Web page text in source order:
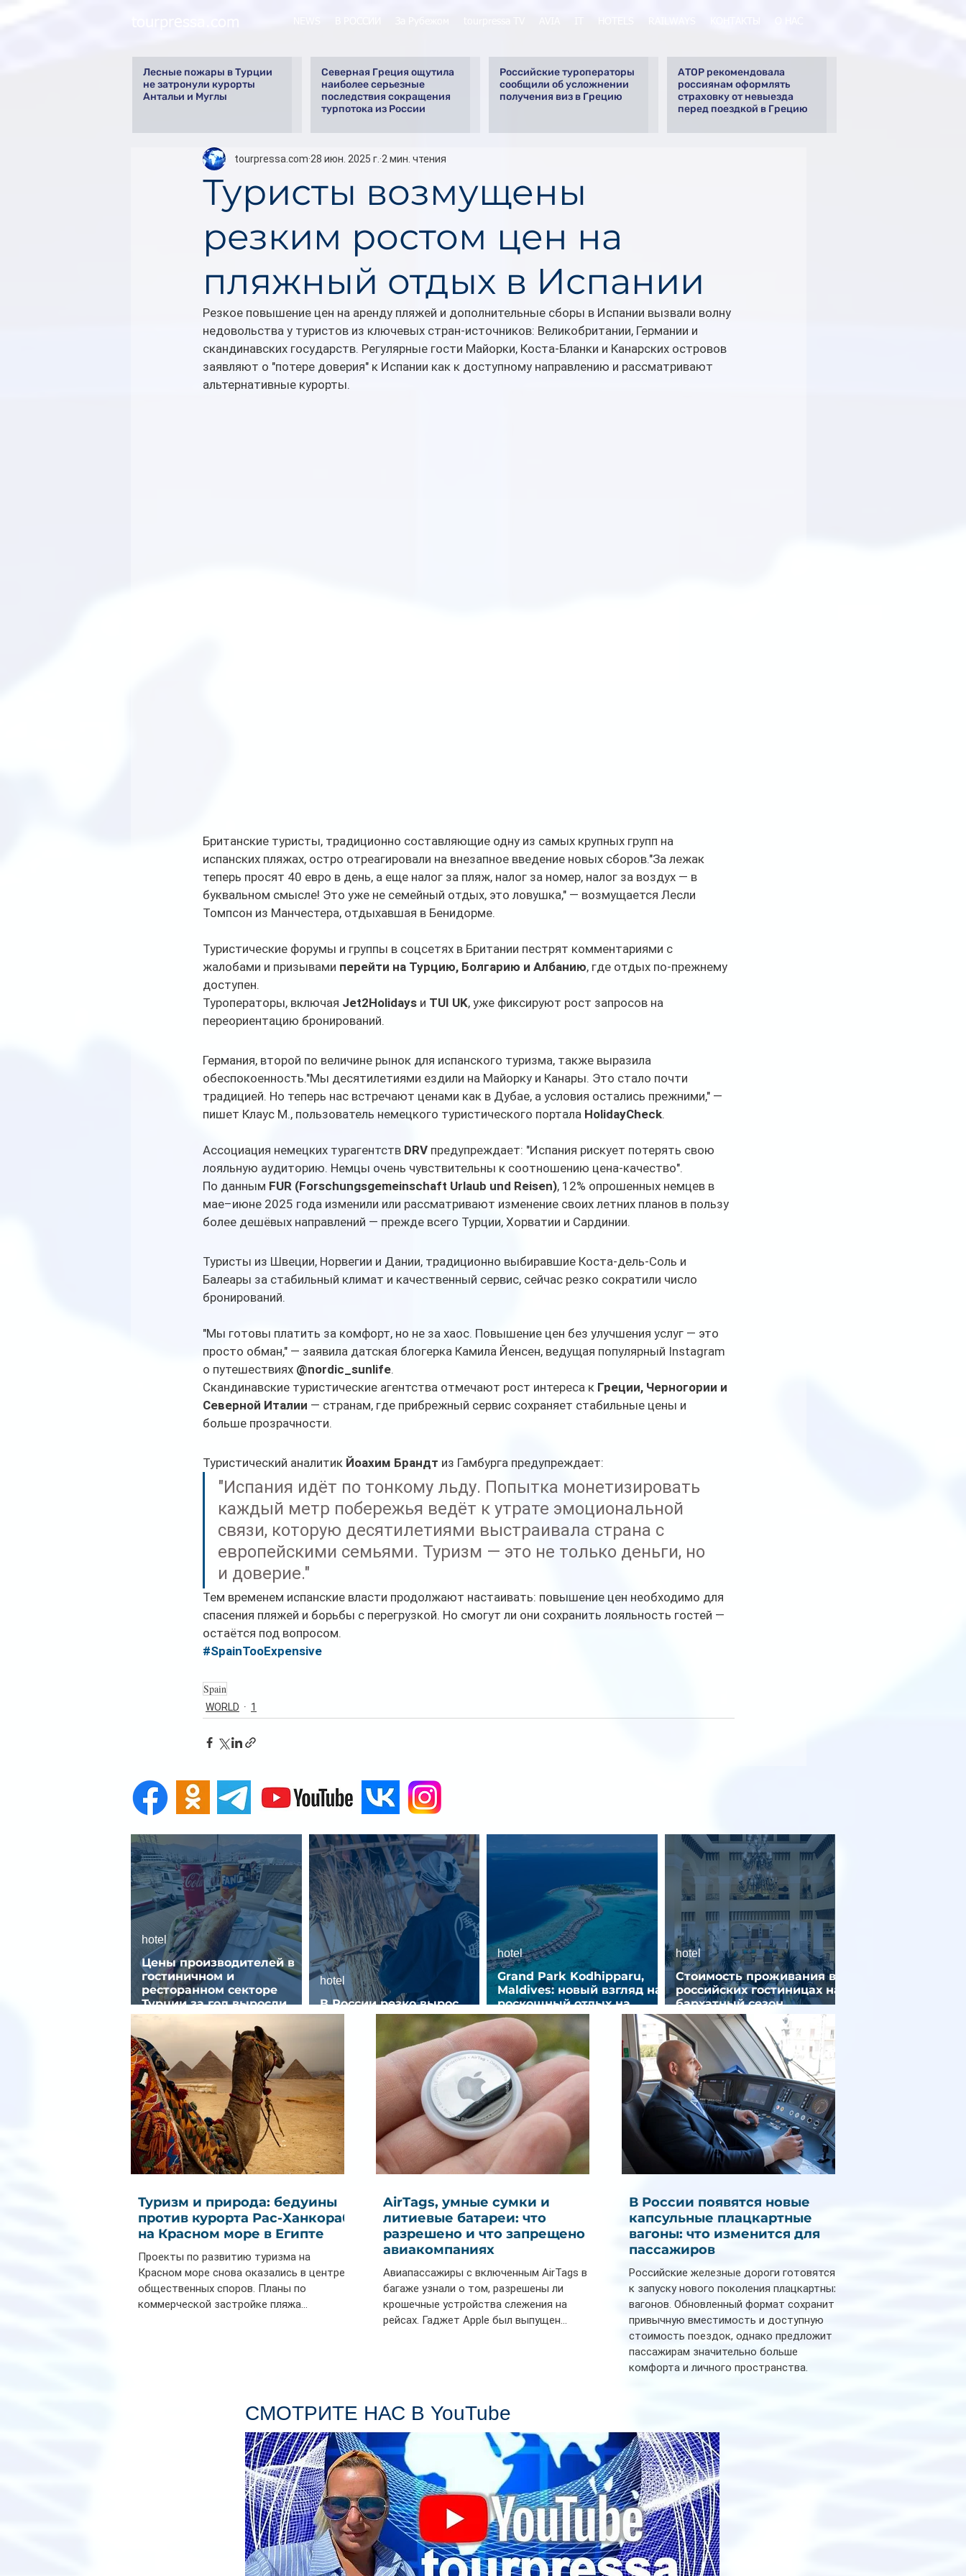
Лесные пожары в Турции
не затронули курорты
Антальи и Муглы
Северная Греция ощутила
наиболее серьезные
последствия сокращения
турпотока из России
Российские туроператоры
сообщили об усложнении
получения виз в Грецию
АТОР рекомендовала
россиянам оформлять
страховку от невыезда
перед поездкой в Грецию
Туристы возмущены
резким ростом цен на
пляжный отдых в Испании
tourpressa.com 28 июн. 2025 г. 2 мин. чтения
Резкое повышение цен на аренду пляжей и дополнительные сборы в Испании вызвали волну
недовольства у туристов из ключевых стран-источников: Великобритании, Германии и
скандинавских государств. Регулярные гости Майорки, Коста-Бланки и Канарских островов
заявляют о "потере доверия" к Испании как к доступному направлению и рассматривают
альтернативные курорты.
Британские туристы, традиционно составляющие одну из самых крупных групп на
испанских пляжах, остро отреагировали на внезапное введение новых сборов."За лежак
теперь просят 40 евро в день, а еще налог за пляж, налог за номер, налог за воздух — в
буквальном смысле! Это уже не семейный отдых, это ловушка," — возмущается Лесли
Томпсон из Манчестера, отдыхавшая в Бенидорме.
Туристические форумы и группы в соцсетях в Британии пестрят комментариями с
жалобами и призывами перейти на Турцию, Болгарию и Албанию, где отдых по-прежнему
доступен.
Туроператоры, включая Jet2Holidays и TUI UK, уже фиксируют рост запросов на
переориентацию бронирований.
Германия, второй по величине рынок для испанского туризма, также выразила
обеспокоенность."Мы десятилетиями ездили на Майорку и Канары. Это стало почти
традицией. Но теперь нас встречают ценами как в Дубае, а условия остались прежними," —
пишет Клаус М., пользователь немецкого туристического портала HolidayCheck.
Ассоциация немецких турагентств DRV предупреждает: "Испания рискует потерять свою
лояльную аудиторию. Немцы очень чувствительны к соотношению цена-качество".
По данным FUR (Forschungsgemeinschaft Urlaub und Reisen), 12% опрошенных немцев в
мае–июне 2025 года изменили или рассматривают изменение своих летних планов в пользу
более дешёвых направлений — прежде всего Турции, Хорватии и Сардинии.
Туристы из Швеции, Норвегии и Дании, традиционно выбиравшие Коста-дель-Соль и
Балеары за стабильный климат и качественный сервис, сейчас резко сократили число
бронирований.
"Мы готовы платить за комфорт, но не за хаос. Повышение цен без улучшения услуг — это
просто обман," — заявила датская блогерка Камила Йенсен, ведущая популярный Instagram
о путешествиях @nordic_sunlife.
Скандинавские туристические агентства отмечают рост интереса к Греции, Черногории и
Северной Италии — странам, где прибрежный сервис сохраняет стабильные цены и
больше прозрачности.
Туристический аналитик Йоахим Брандт из Гамбурга предупреждает:
"Испания идёт по тонкому льду. Попытка монетизировать
каждый метр побережья ведёт к утрате эмоциональной
связи, которую десятилетиями выстраивала страна с
европейскими семьями. Туризм — это не только деньги, но
и доверие."
Тем временем испанские власти продолжают настаивать: повышение цен необходимо для
спасения пляжей и борьбы с перегрузкой. Но смогут ли они сохранить лояльность гостей —
остаётся под вопросом.
#SpainTooExpensive
Spain
WORLD 1
Цены производителей в
гостиничном и
ресторанном секторе
Турции за год выросли
почти на 32%
hotel
В России резко вырос
спрос на отели без звезд
hotel
Grand Park Kodhipparu,
Maldives: новый взгляд на
роскошный отдых на
Мальдивах
hotel
Стоимость проживания в
российских гостиницах на
бархатный сезон
снизилась на 9%
hotel
Туризм и природа: бедуины
против курорта Рас-Ханкораб
на Красном море в Египте
Проекты по развитию туризма на
Красном море снова оказались в центре
общественных споров. Планы по
коммерческой застройке пляжа...
AirTags, умные сумки и
литиевые батареи: что
разрешено и что запрещено в
авиакомпаниях
Авиапассажиры с включенным AirTags в
багаже узнали о том, разрешены ли
крошечные устройства слежения на
рейсах. Гаджет Apple был выпущен...
В России появятся новые
капсульные плацкартные
вагоны: что изменится для
пассажиров
Российские железные дороги готовятся
к запуску нового поколения плацкартных
вагонов. Обновленный формат сохранит
привычную вместимость и доступную
стоимость поездок, однако предложит
пассажирам значительно больше
комфорта и личного пространства.
индивидуальные шторки у каждого
спального места. Они позволят
пассажирам закрыть свою полку во
время сна или отдыха, создав ощуще
СМОТРИТЕ НАС В YouTube